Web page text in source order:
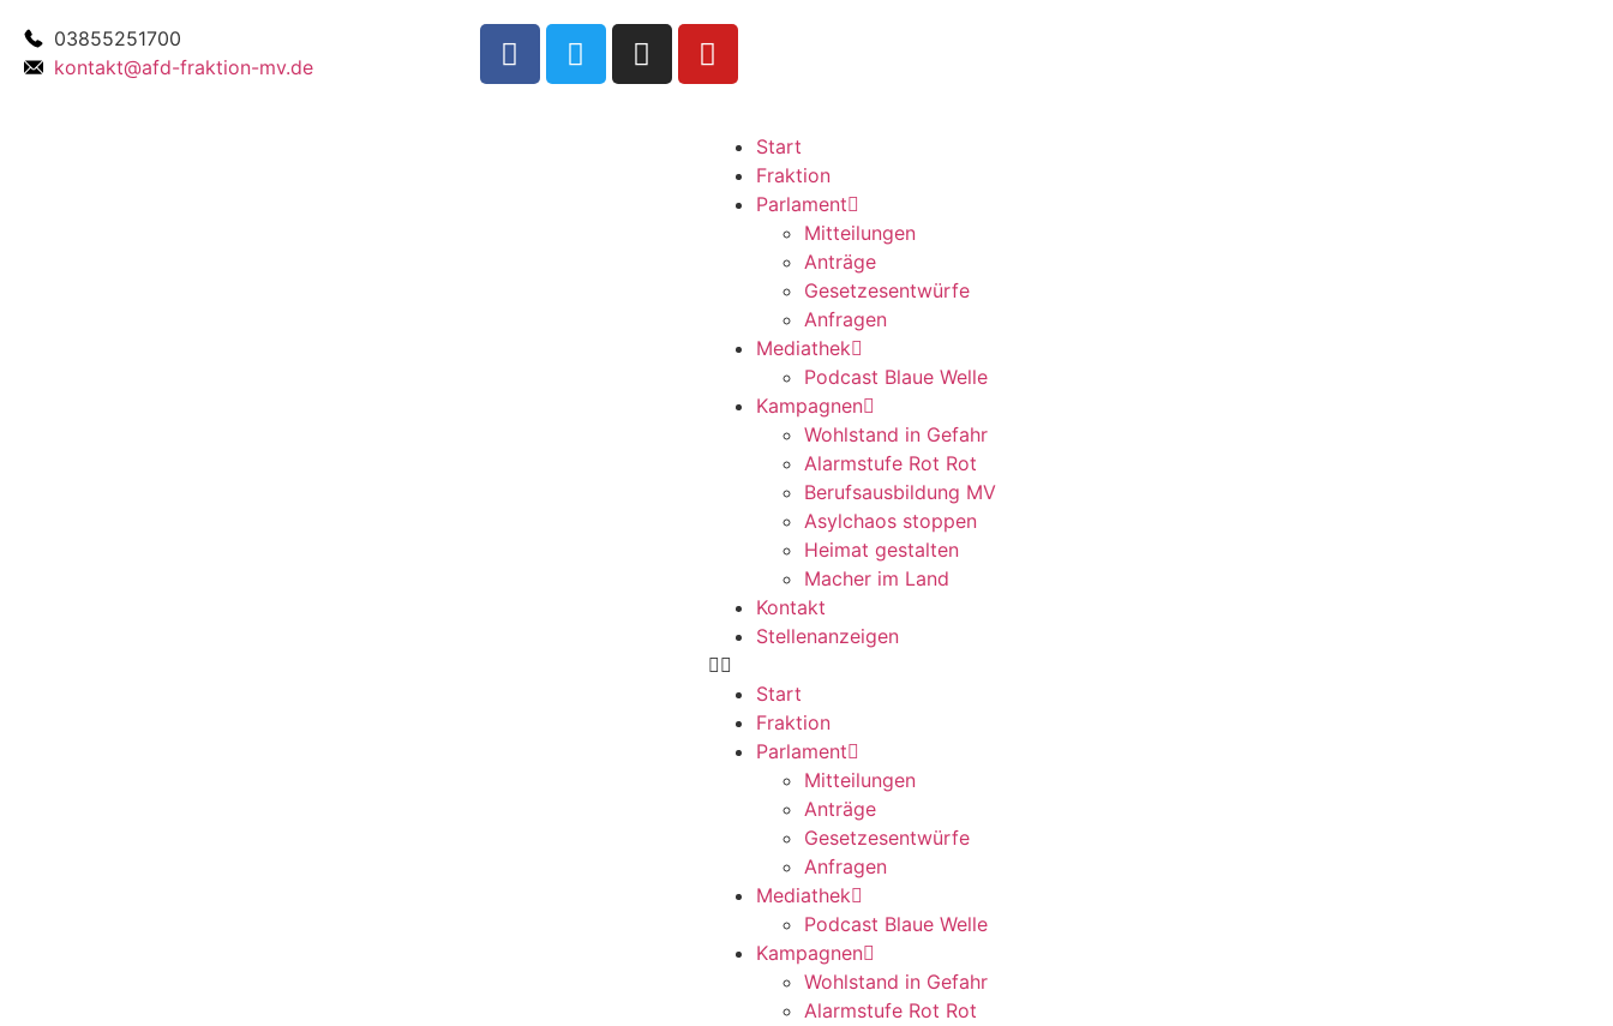
03855251700
kontakt@afd-fraktion-mv.de
Start
Fraktion
Parlament
Mitteilungen
Anträge
Gesetzesentwürfe
Anfragen
Mediathek
Podcast Blaue Welle
Kampagnen
Wohlstand in Gefahr
Alarmstufe Rot Rot
Berufsausbildung MV
Asylchaos stoppen
Heimat gestalten
Macher im Land
Kontakt
Stellenanzeigen
Start
Fraktion
Parlament
Mitteilungen
Anträge
Gesetzesentwürfe
Anfragen
Mediathek
Podcast Blaue Welle
Kampagnen
Wohlstand in Gefahr
Alarmstufe Rot Rot